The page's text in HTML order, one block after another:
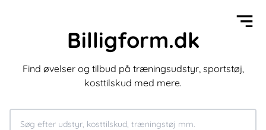
Billigform.dk
Find øvelser og tilbud på træningsudstyr, sportstøj,
kosttilskud med mere.